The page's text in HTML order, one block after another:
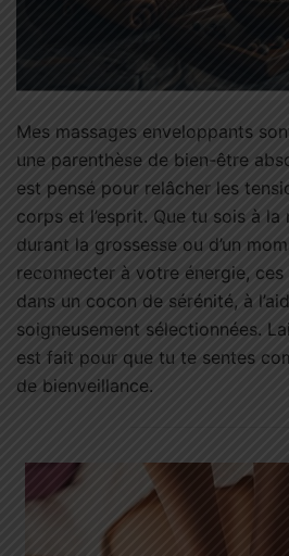
Mes massages enveloppants
une parenthèse de bien-être
est pensé pour relâcher les
corps et l’esprit. Que tu sois à
durant la grossesse ou d’un
reconnecter à votre énergie, ces
dans un cocon de sérénité, à
soigneusement sélectionnées.
est fait pour que tu te sentes
de bienveillance.